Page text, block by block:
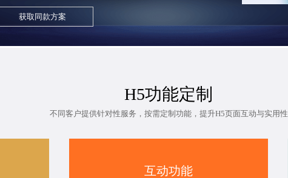
获取同款方案
H5功能定制
不同客户提供针对性服务，按需定制功能，提升H5页面互动与实用性
互动功能